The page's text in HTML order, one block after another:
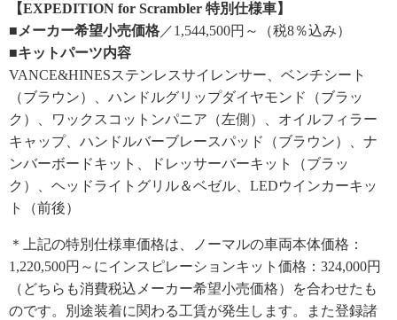
【EXPEDITION for Scrambler 特別仕様車】
■メーカー希望小売価格 ／1,544,500円～（税8％込み）
■キットパーツ内容
VANCE&HINESステンレスサイレンサー、ベンチシート
（ブラウン）、ハンドルグリップダイヤモンド（ブラッ
ク）、ワックスコットンパニア（左側）、オイルフィラー
キャップ、ハンドルバーブレースパッド（ブラウン）、ナ
ンバーボードキット、ドレッサーバーキット（ブラッ
ク）、ヘッドライトグリル＆ベゼル、LEDウインカーキッ
ト（前後）
＊上記の特別仕様車価格は、ノーマルの車両本体価格：
1,220,500円～にインスピレーションキット価格：324,000円
（どちらも消費税込メーカー希望小売価格）を合わせたも
のです。別途装着に関わる工賃が発生します。また登録諸